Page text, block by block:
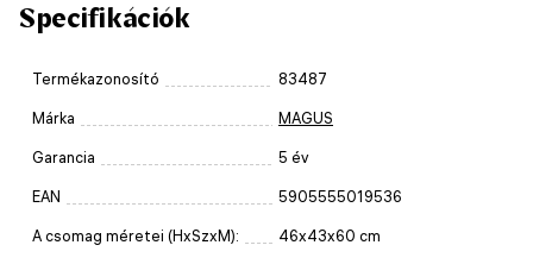
Specifikációk
Termékazonosító 83487
Márka MAGUS
Garancia 5 év
EAN 5905555019536
A csomag méretei (HxSzxM): 46x43x60 cm